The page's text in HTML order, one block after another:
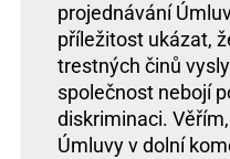
projednávání
příležitost ukázat,
trestných činů
společnost nebojí
diskriminaci.
Úmluvy v dolní